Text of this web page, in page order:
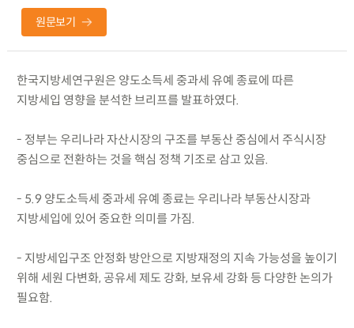
원문보기
한국지방세연구원은 양도소득세 중과세 유예 종료에 따른
지방세입 영향을 분석한 브리프를 발표하였다.
- 정부는 우리나라 자산시장의 구조를 부동산 중심에서 주식시장
중심으로 전환하는 것을 핵심 정책 기조로 삼고 있음.
- 5.9 양도소득세 중과세 유예 종료는 우리나라 부동산시장과
지방세입에 있어 중요한 의미를 가짐.
- 지방세입구조 안정화 방안으로 지방재정의 지속 가능성을 높이기
위해 세원 다변화, 공유세 제도 강화, 보유세 강화 등 다양한 논의가
필요함.